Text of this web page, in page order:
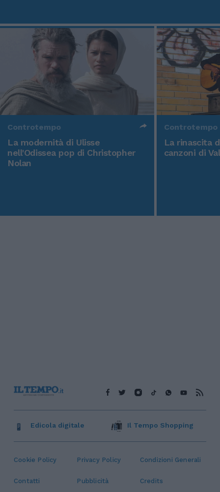
Controtempo
La modernità di Ulisse
nell'Odissea pop di Christopher
Nolan
Controtempo
La rinascita
canzoni di
Cookie Policy Privacy Policy Condizioni Generali
Contatti Pubblicità
Credits
Edicola digitale Il Tempo Shopping